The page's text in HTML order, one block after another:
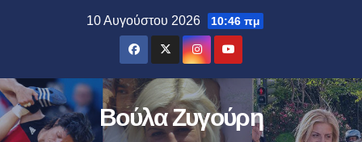
10 Αυγούστου 2026 10:46 πμ
Βούλα Ζυγούρη